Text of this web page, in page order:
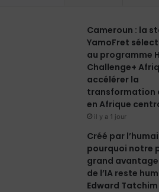
d
i
n
b
e
g
r
m
Cameroun : la
YamoFret
au programme
Challenge+
accélérer la
transformation
en Afrique
il y a 1 jour
Créé par
pourquoi notre
grand avantage
de l’IA reste
Edward Tatchim